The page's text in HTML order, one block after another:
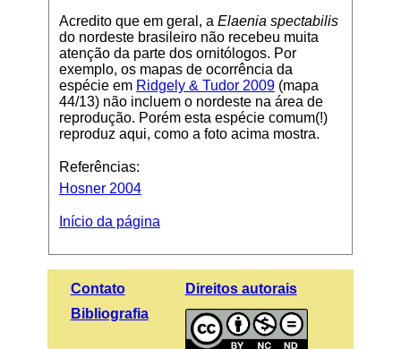
Acredito que em geral, a Elaenia spectabilis
do nordeste brasileiro não recebeu muita
atenção da parte dos ornitólogos. Por
exemplo, os mapas de ocorrência da
espécie em Ridgely & Tudor 2009(mapa
44/13) não incluem o nordeste na área de
reprodução. Porém esta espécie comum(!)
reproduz aqui, como a foto acima mostra.
Referências:
Hosner 2004
Início da página
Contato
Bibliografia
Direitos autorais